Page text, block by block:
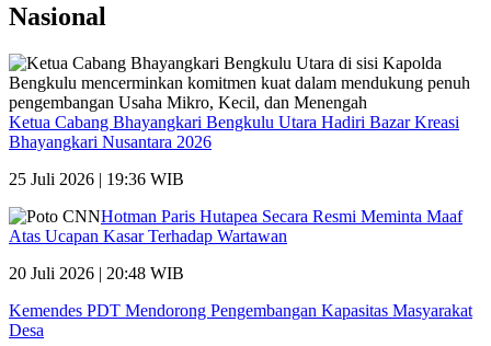
Nasional
Ketua Cabang Bhayangkari Bengkulu Utara Hadiri Bazar Kreasi
Bhayangkari Nusantara 2026
25 Juli 2026 | 19:36 WIB
Hotman Paris Hutapea Secara Resmi Meminta Maaf
Atas Ucapan Kasar Terhadap Wartawan
20 Juli 2026 | 20:48 WIB
Kemendes PDT Mendorong Pengembangan Kapasitas Masyarakat
Desa